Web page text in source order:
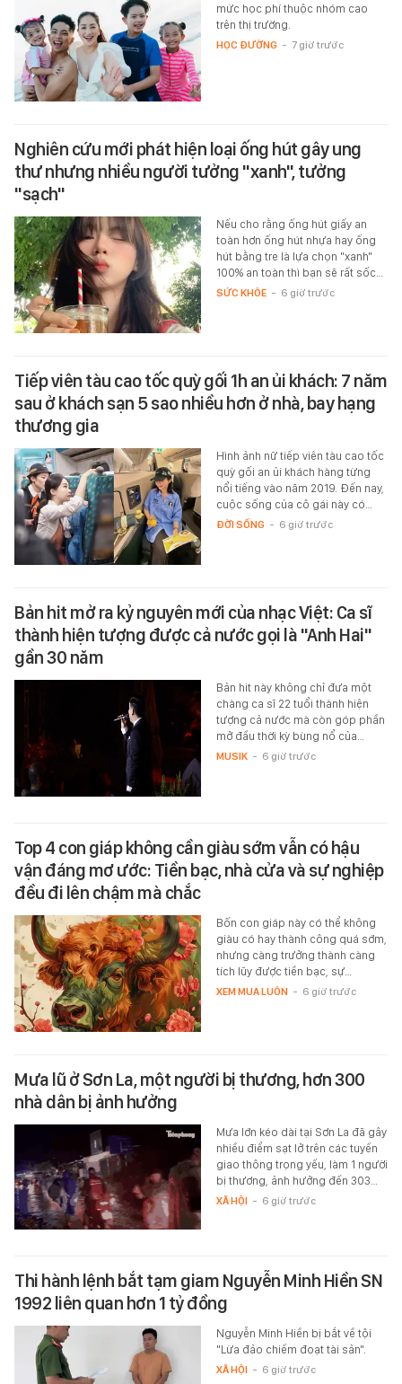
mức học phí thuộc nhóm cao
trên thị trường.
HỌC ĐƯỜNG - 7 giờ trước
Nghiên cứu mới phát hiện loại ống hút gây ung
thư nhưng nhiều người tưởng "xanh", tưởng
"sạch"
Nếu cho rằng ống hút giấy an
toàn hơn ống hút nhựa hay ống
hút bằng tre là lựa chọn "xanh"
100% an toàn thì bạn sẽ rất sốc…
SỨC KHỎE - 6 giờ trước
Tiếp viên tàu cao tốc quỳ gối 1h an ủi khách: 7 năm
sau ở khách sạn 5 sao nhiều hơn ở nhà, bay hạng
thương gia
Hình ảnh nữ tiếp viên tàu cao tốc
quỳ gối an ủi khách hàng từng
nổi tiếng vào năm 2019. Đến nay,
cuộc sống của cô gái này có…
ĐỜI SỐNG - 6 giờ trước
Bản hit mở ra kỷ nguyên mới của nhạc Việt: Ca sĩ
thành hiện tượng được cả nước gọi là "Anh Hai"
gần 30 năm
Bản hit này không chỉ đưa một
chàng ca sĩ 22 tuổi thành hiện
tượng cả nước mà còn góp phần
mở đầu thời kỳ bùng nổ của…
MUSIK - 6 giờ trước
Top 4 con giáp không cần giàu sớm vẫn có hậu
vận đáng mơ ước: Tiền bạc, nhà cửa và sự nghiệp
đều đi lên chậm mà chắc
Bốn con giáp này có thể không
giàu có hay thành công quá sớm,
nhưng càng trưởng thành càng
tích lũy được tiền bạc, sự…
XEM MUA LUÔN - 6 giờ trước
Mưa lũ ở Sơn La, một người bị thương, hơn 300
nhà dân bị ảnh hưởng
Mưa lớn kéo dài tại Sơn La đã gây
nhiều điểm sạt lở trên các tuyến
giao thông trọng yếu, làm 1 người
bị thương, ảnh hưởng đến 303…
XÃ HỘI - 6 giờ trước
Thi hành lệnh bắt tạm giam Nguyễn Minh Hiền SN
1992 liên quan hơn 1 tỷ đồng
Nguyễn Minh Hiền bị bắt về tội
"Lừa đảo chiếm đoạt tài sản".
XÃ HỘI - 6 giờ trước